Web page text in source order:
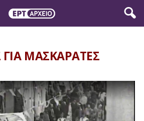
ΜΑΣΚΑΡΑΤΕΣ